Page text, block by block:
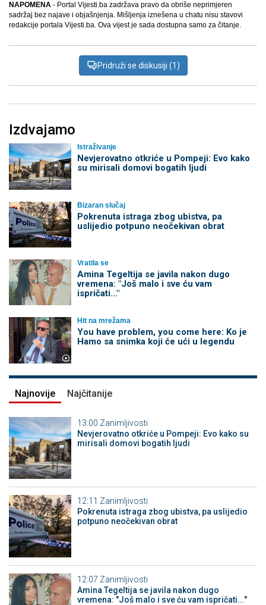
NAPOMENA - Portal Vijesti.ba zadržava pravo da obriše neprimjeren
sadržaj bez najave i objašnjenja. Mišljenja iznešena u chatu nisu stavovi
redakcije portala Vijesti.ba. Ova vijest je sada dostupna samo za čitanje.
Pridruži se diskusiji (1)
Izdvajamo
Istraživanje
Nevjerovatno otkriće u Pompeji: Evo kako
su mirisali domovi bogatih ljudi
Bizaran slučaj
Pokrenuta istraga zbog ubistva, pa
uslijedio potpuno neočekivan obrat
Vratila se
Amina Tegeltija se javila nakon dugo
vremena: "Još malo i sve ću vam
ispričati..."
Hit na mrežama
You have problem, you come here: Ko je
Hamo sa snimka koji će ući u legendu
Najnovije Najčitanije
13:00 Zanimljivosti
Nevjerovatno otkriće u Pompeji: Evo kako su
mirisali domovi bogatih ljudi
12:11 Zanimljivosti
Pokrenuta istraga zbog ubistva, pa uslijedio
potpuno neočekivan obrat
12:07 Zanimljivosti
Amina Tegeltija se javila nakon dugo
vremena: "Još malo i sve ću vam ispričati..."